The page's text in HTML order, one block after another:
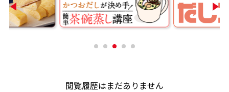
閲覧履歴はまだありません